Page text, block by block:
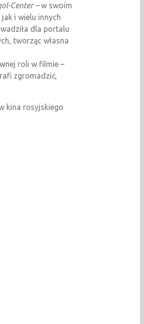
Center –w swoim
i wielu innych
dla portalu
tworząc własna
roli w filmie –
zgromadzić,
kina rosyjskiego